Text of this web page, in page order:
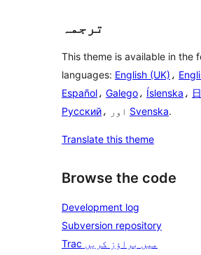
ترجمہ
This theme is available in the
languages: English (UK) ،
Español، Galego، Íslenska ،
Русский
Svenska.
Translate this theme
Browse the code
Development log
Subversion repository
Trac میں براؤز کریں